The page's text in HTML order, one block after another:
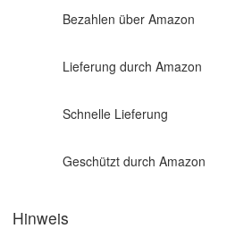
Bezahlen über Amazon
Lieferung durch Amazon
Schnelle Lieferung
Geschützt durch Amazon
Hinweis